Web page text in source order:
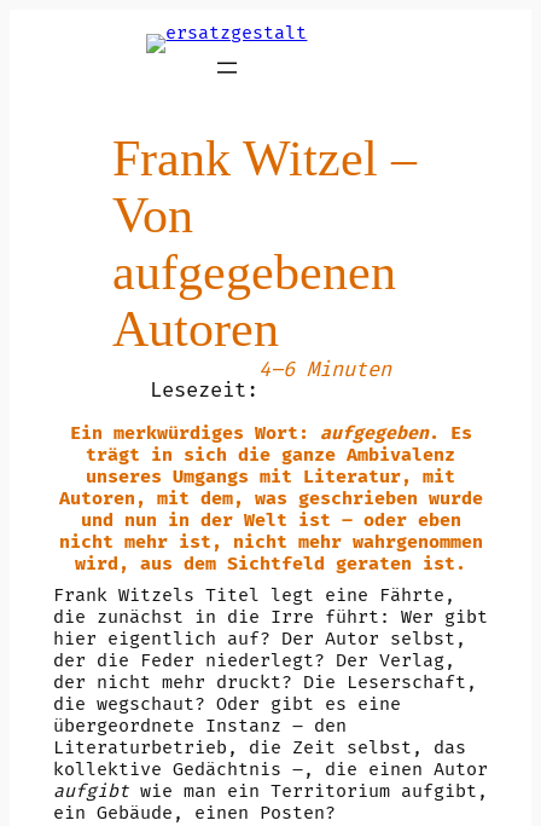
Frank Witzel –
Von
aufgegebenen
Autoren
Lesezeit:
4–6 Minuten
Ein merkwürdiges Wort: aufgegeben. Es
trägt in sich die ganze Ambivalenz
unseres Umgangs mit Literatur, mit
Autoren, mit dem, was geschrieben wurde
und nun in der Welt ist – oder eben
nicht mehr ist, nicht mehr wahrgenommen
wird, aus dem Sichtfeld geraten ist.
Frank Witzels Titel legt eine Fährte,
die zunächst in die Irre führt: Wer gibt
hier eigentlich auf? Der Autor selbst,
der die Feder niederlegt? Der Verlag,
der nicht mehr druckt? Die Leserschaft,
die wegschaut? Oder gibt es eine
übergeordnete Instanz – den
Literaturbetrieb, die Zeit selbst, das
kollektive Gedächtnis –, die einen Autor
aufgibtwie man ein Territorium aufgibt,
ein Gebäude, einen Posten?